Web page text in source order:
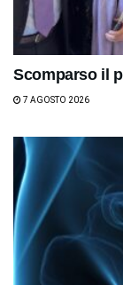
Scomparso il
7 AGOSTO 2026